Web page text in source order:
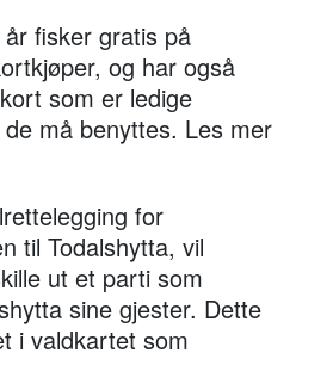
fisker gratis på
og har også
som er ledige
må benyttes. Les mer
for
til Todalshytta, vil
ut et parti som
sine gjester. Dette
i valdkartet som